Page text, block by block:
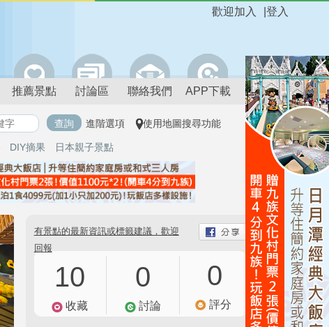
登入
歡迎加入
推薦景點 討論區 聯絡我們 APP下載
進階選項 使用地圖搜尋功能
DIY摘果 日本親子景點
有景點的最新資訊或標籤建議，歡迎
回報
10
收藏
0
討論
0
評分